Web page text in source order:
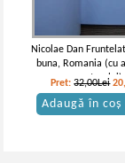
Nicolae Dan
buna, Romania (cu
autorului)
Pret:32,00Lei
Adaugă în coș